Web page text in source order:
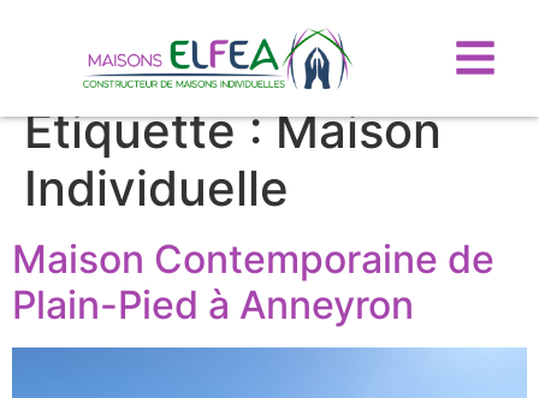
Étiquette :Maison
Individuelle
Maison Contemporaine de
Plain-Pied à Anneyron